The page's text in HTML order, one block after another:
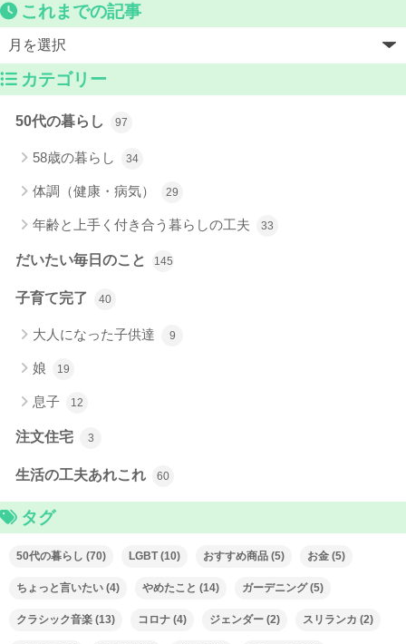
これまでの記事
カテゴリー
50代の暮らし 97
58歳の暮らし 34
体調（健康・病気） 29
年齢と上手く付き合う暮らしの工夫 33
だいたい毎日のこと 145
子育て完了 40
大人になった子供達 9
娘 19
息子 12
注文住宅 3
生活の工夫あれこれ 60
タグ
50代の暮らし (70) LGBT(10) おすすめ商品 (5) お金 (5)
ちょっと言いたい (4) やめたこと (14) ガーデニング(5)
クラシック音楽 (13) コロナ (4) ジェンダー (2) スリランカ (2)